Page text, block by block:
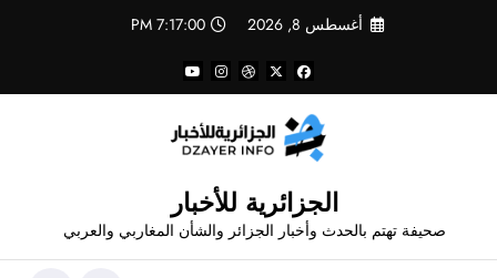
أغسطس 8, 2026 7:17:01 PM
الجزائرية للأخبار
صحيفة تهتم بالحدث وأخبار الجزائر والشأن المغاربي والعربي